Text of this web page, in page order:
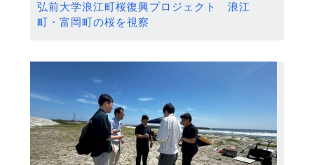
弘前大学浪江町桜復興プロジェクト 浪江
町・富岡町の桜を視察